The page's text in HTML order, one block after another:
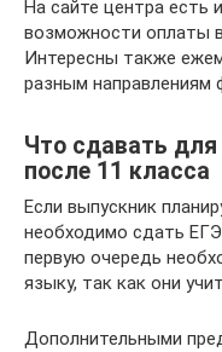
На сайте центра есть
возможности оплаты
Интересны также
разным направлениям
Что сдавать для
после 11 класса
Если выпускник
необходимо сдать
первую очередь
языку, так как они
Дополнительными